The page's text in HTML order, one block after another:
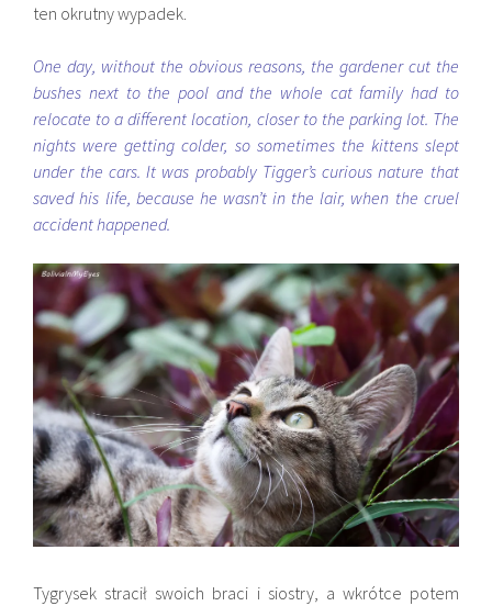
ten okrutny wypadek.
One day, without the obvious reasons, the gardener cut the
bushes next to the pool and the whole cat family had to
relocate to a different location, closer to the parking lot. The
nights were getting colder, so sometimes the kittens slept
under the cars. It was probably Tigger’s curious nature that
saved his life, because he wasn’t in the lair, when the cruel
accident happened.
Tygrysek stracił swoich braci i siostry, a wkrótce potem